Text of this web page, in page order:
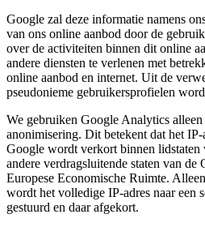
Google zal deze informatie namens
van ons online aanbod door de
over de activiteiten binnen dit online
andere diensten te verlenen met
online aanbod en internet. Uit de
pseudonieme gebruikersprofielen
We gebruiken Google Analytics
anonimisering. Dit betekent dat het
Google wordt verkort binnen lidstaten
andere verdragsluitende staten van de
Europese Economische Ruimte.
wordt het volledige IP-adres naar een
gestuurd en daar afgekort.